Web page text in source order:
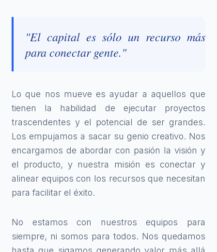
"El capital es sólo un recurso más
para conectar gente."
Lo que nos mueve es ayudar a aquellos que
tienen la habilidad de ejecutar proyectos
trascendentes y el potencial de ser grandes.
Los empujamos a sacar su genio creativo. Nos
encargamos de abordar con pasión la visión y
el producto, y nuestra misión es conectar y
alinear equipos con los recursos que necesitan
para facilitar el éxito.
No estamos con nuestros equipos para
siempre, ni somos para todos. Nos quedamos